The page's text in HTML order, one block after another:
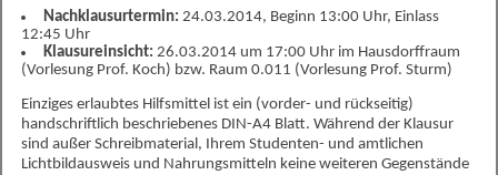
Nachklausurtermin: 24.03.2014, Beginn 13:00 Uhr, Einlass
12:45 Uhr
Klausureinsicht: 26.03.2014 um 17:00 Uhr im Hausdorffraum
(Vorlesung Prof. Koch) bzw. Raum 0.011 (Vorlesung Prof. Sturm)
Einziges erlaubtes Hilfsmittel ist ein (vorder- und rückseitig)
handschriftlich beschriebenes DIN-A4 Blatt. Während der Klausur
sind außer Schreibmaterial, Ihrem Studenten- und amtlichen
Lichtbildausweis und Nahrungsmitteln keine weiteren Gegenstände